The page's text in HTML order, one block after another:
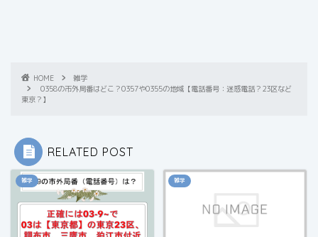
HOME
雑学
0358の市外局番はどこ？0357や0355の地域【電話番号：迷惑電話？23区など
東京？】
RELATED POST
雑学 雑学